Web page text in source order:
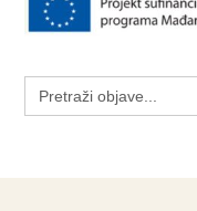
Search
for: